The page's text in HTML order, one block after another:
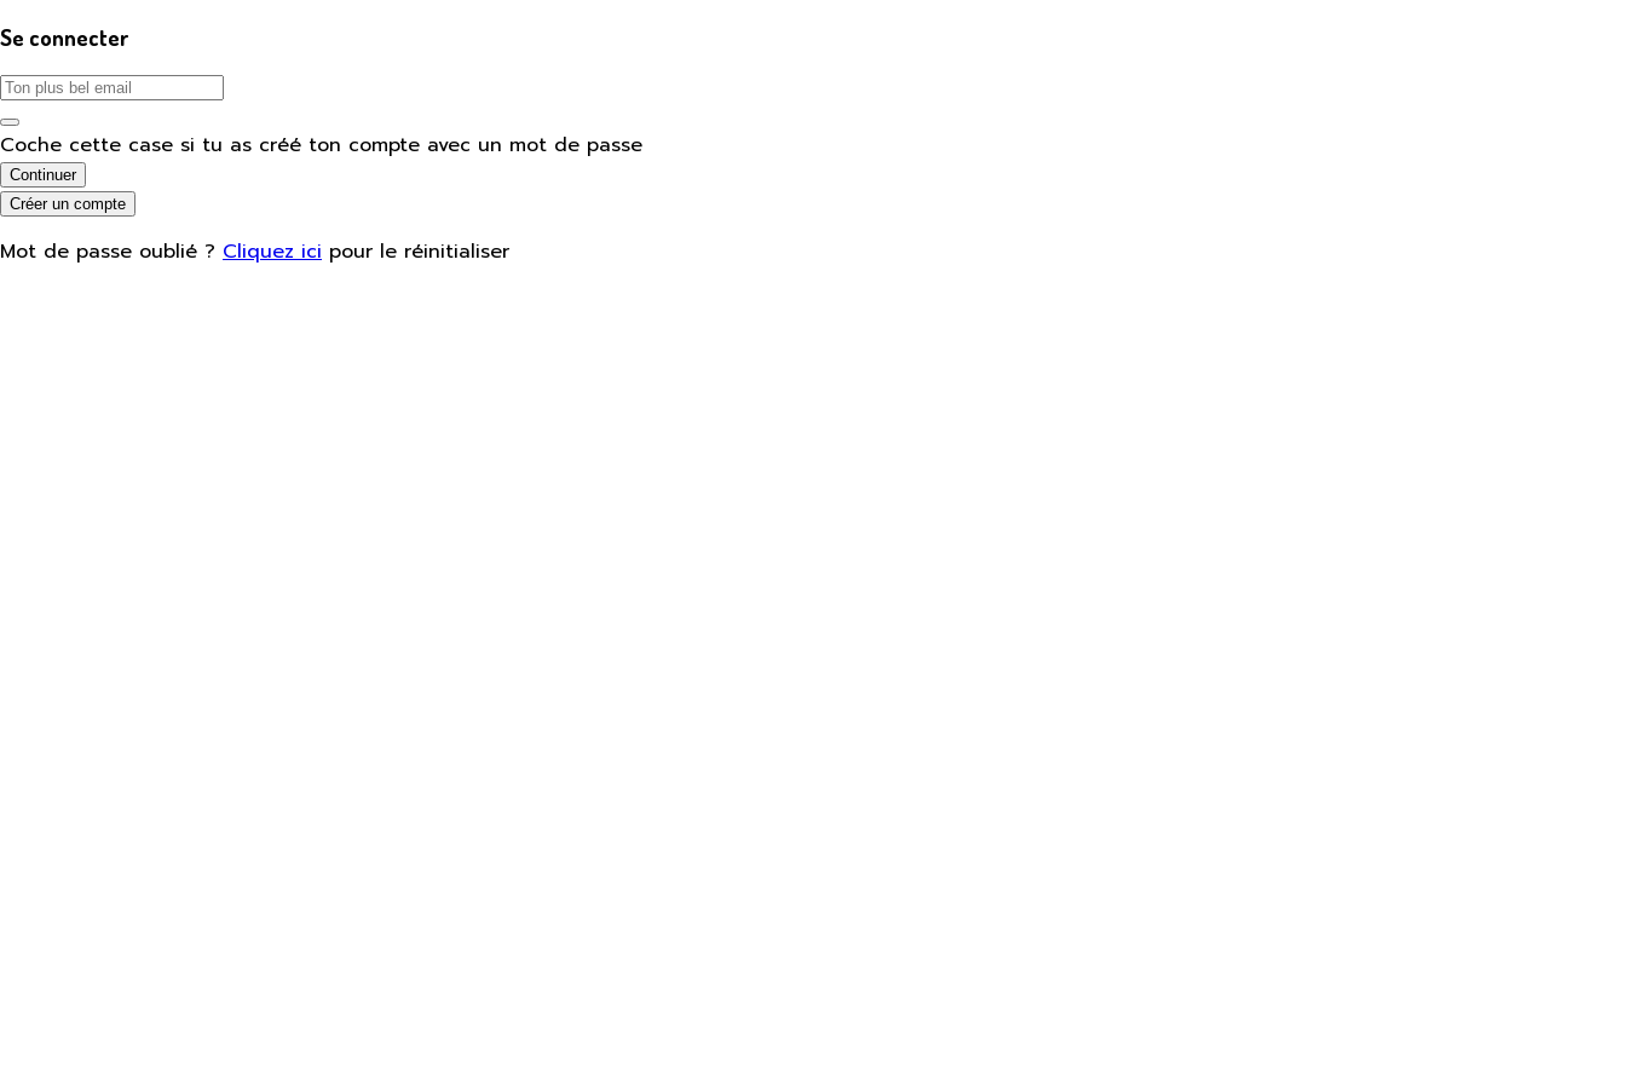
Se connecter
Coche cette case si tu as créé ton compte avec un mot de passe
Continuer
Créer un compte
Mot de passe oublié ? Cliquez ici pour le réinitialiser